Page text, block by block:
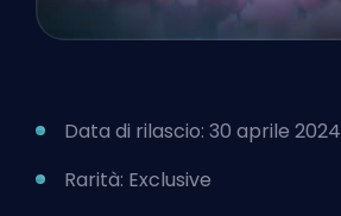
Data di rilascio: 30 aprile 2024
Rarità: Exclusive